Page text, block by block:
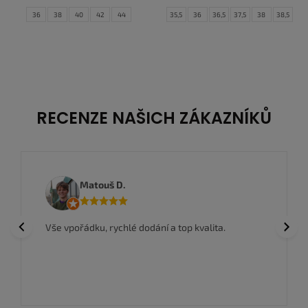
36 38 40 42 44 35,5 36 36,5 37,5 38
38,5
RECENZE NAŠICH ZÁKAZNÍKŮ
Previous
rychlé dodání a top kvalita.
Nakoupil
zboží a
Next